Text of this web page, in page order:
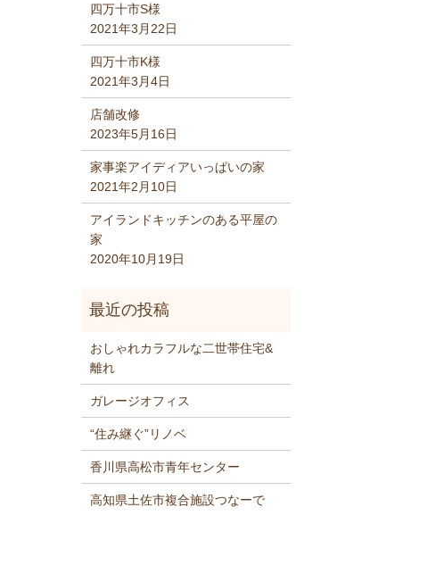
四万十市S様
2021年3月22日
四万十市K様
2021年3月4日
店舗改修
2023年5月16日
家事楽アイディアいっぱいの家
2021年2月10日
アイランドキッチンのある平屋の
家
2020年10月19日
おしゃれカラフルな二世帯住宅&
離れ
ガレージオフィス
“住み継ぐ”リノベ
香川県高松市青年センター
高知県土佐市複合施設つなーで